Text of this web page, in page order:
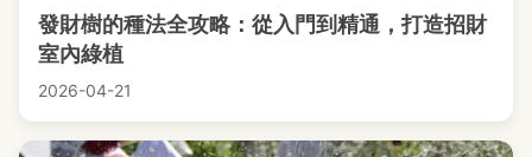
發財樹的種法全攻略：從入門到精通，打造招財
室內綠植
2026-04-21